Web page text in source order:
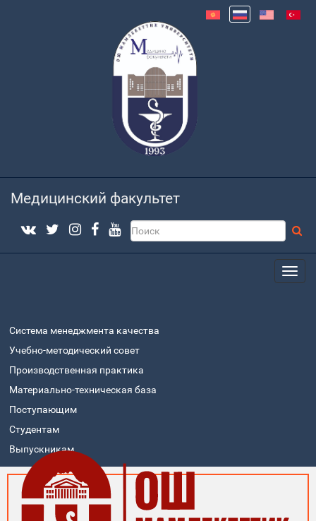
Медицинский факультет
Система менеджмента качества
Учебно-методический совет
Производственная практика
Материально-техническая база
Поступающим
Студентам
Выпускникам